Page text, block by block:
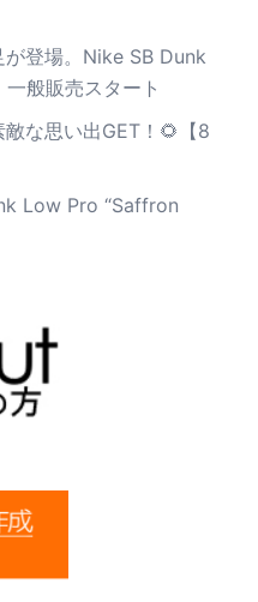
が登場。Nike SB Dunk
般販売スタート
な思い出GET！🌻【8
Low Pro “Saffron